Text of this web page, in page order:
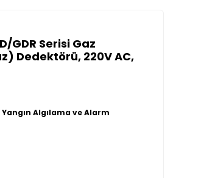
GDR Serisi Gaz
Dedektörü, 220V AC,
Algılama ve Alarm